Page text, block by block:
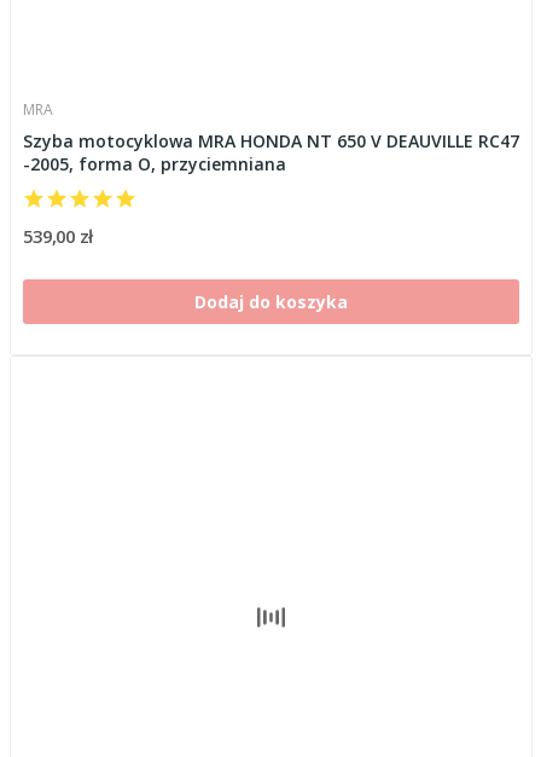
MRA
Szyba motocyklowa MRA HONDA NT 650 V DEAUVILLE RC47
-2005, forma O, przyciemniana
539,00 zł
Dodaj do koszyka